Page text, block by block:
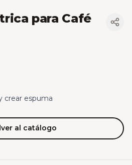
para Café
crear espuma
al catálogo